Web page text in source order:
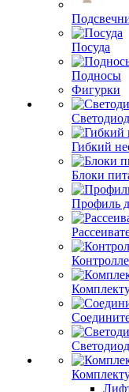
Посуда
Подносы
Фигурки
Гибкий
Блоки
Профиль